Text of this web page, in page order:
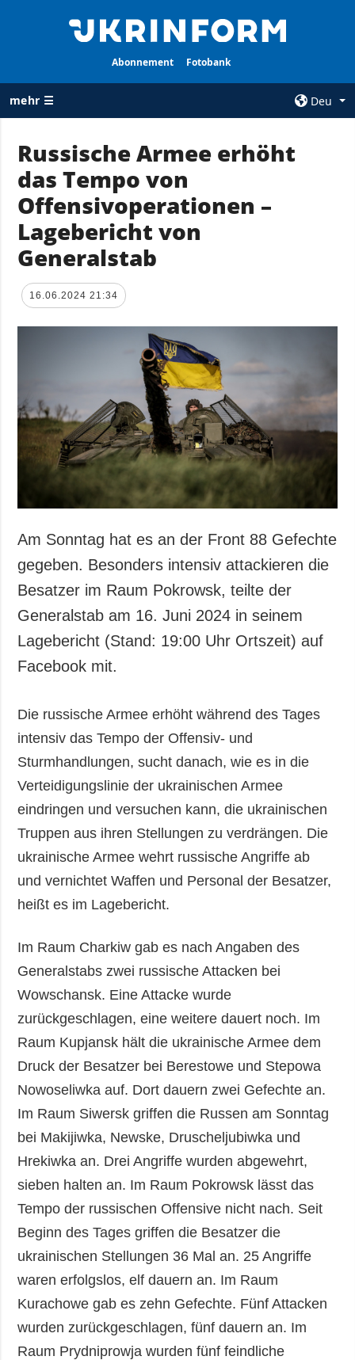
Abonnement Fotobank
mehr ☰
Deu
ALLE
RUBRIKEN
Krieg
Wiederaufbau
der Ukraine
Politik
Wirtschaft
Sport
Kriminalität
Notstand und
Notfälle
Über uns
personenbezogener
ZUSÄTZLICH
Veröffentlichungen
Interview
Fotos
Video
LEISTUNGEN
Abonnement
Fotobank
Russische Armee erhöht
das Tempo von
Offensivoperationen –
Lagebericht von
Generalstab
16.06.2024 21:34
Am Sonntag hat es an der Front 88 Gefechte
gegeben. Besonders intensiv attackieren die
Besatzer im Raum Pokrowsk, teilte der
Generalstab am 16. Juni 2024 in seinem
Lagebericht (Stand: 19:00 Uhr Ortszeit) auf
Facebook mit.
Die russische Armee erhöht während des Tages
intensiv das Tempo der Offensiv- und
Sturmhandlungen, sucht danach, wie es in die
Verteidigungslinie der ukrainischen Armee
eindringen und versuchen kann, die ukrainischen
Truppen aus ihren Stellungen zu verdrängen. Die
ukrainische Armee wehrt russische Angriffe ab
und vernichtet Waffen und Personal der Besatzer,
heißt es im Lagebericht.
Im Raum Charkiw gab es nach Angaben des
Generalstabs zwei russische Attacken bei
Wowschansk. Eine Attacke wurde
zurückgeschlagen, eine weitere dauert noch. Im
Raum Kupjansk hält die ukrainische Armee dem
Druck der Besatzer bei Berestowe und Stepowa
Nowoseliwka auf. Dort dauern zwei Gefechte an.
Im Raum Siwersk griffen die Russen am Sonntag
bei Makijiwka, Newske, Druscheljubiwka und
Hrekiwka an. Drei Angriffe wurden abgewehrt,
sieben halten an. Im Raum Pokrowsk lässt das
Tempo der russischen Offensive nicht nach. Seit
Beginn des Tages griffen die Besatzer die
ukrainischen Stellungen 36 Mal an. 25 Angriffe
waren erfolgslos, elf dauern an. Im Raum
Kurachowe gab es zehn Gefechte. Fünf Attacken
wurden zurückgeschlagen, fünf dauern an. Im
Raum Prydniprowja wurden fünf feindliche